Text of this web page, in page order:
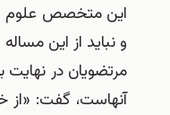
این متخصص علوم
و نباید از این
مرتضویان در
آنهاست، گفت: «از